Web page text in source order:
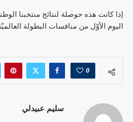
إذا كانت هذه حوصلة لنتائج منتخبنا
اليوم الأوّل من منافسات البطولة
0
سليم عبيدلي